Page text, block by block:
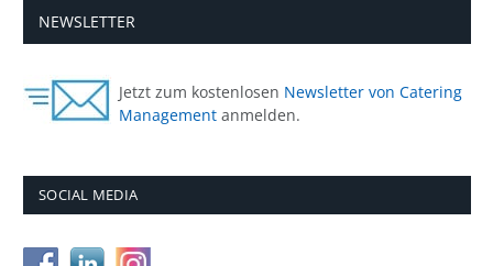
NEWSLETTER
Jetzt zum kostenlosen Newsletter von Catering
Management anmelden.
SOCIAL MEDIA